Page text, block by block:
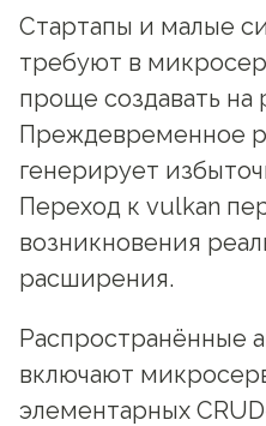
Стартапы и малые
требуют в
проще создавать на
Преждевременное
генерирует
Переход к vulkan
возникновения
расширения.
Распространённые
включают
элементарных